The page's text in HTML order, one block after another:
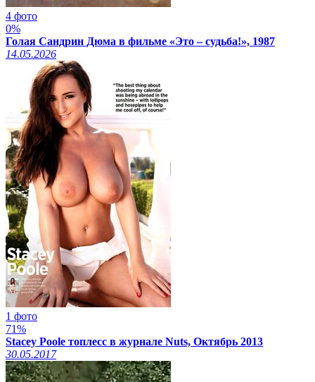
4 фото
0%
Голая Сандрин Дюма в фильме «Это – судьба!», 1987
14.05.2026
1 фото
71%
Stacey Poole топлесс в журнале Nuts, Октябрь 2013
30.05.2017